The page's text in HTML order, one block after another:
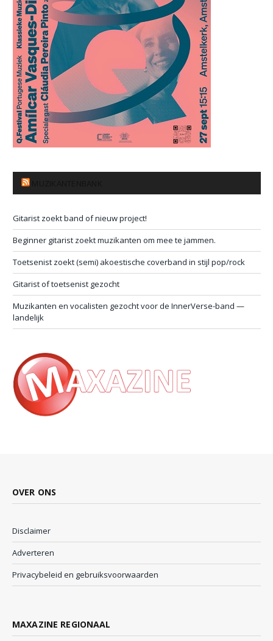
Gitarist zoekt band of nieuw project!
Beginner gitarist zoekt muzikanten om mee te jammen.
Toetsenist zoekt (semi) akoestische coverband in stijl pop/rock
Gitarist of toetsenist gezocht
Muzikanten en vocalisten gezocht voor de InnerVerse-band —
landelijk
OVER ONS
Disclaimer
Adverteren
Privacybeleid en gebruiksvoorwaarden
MAXAZINE REGIONAAL